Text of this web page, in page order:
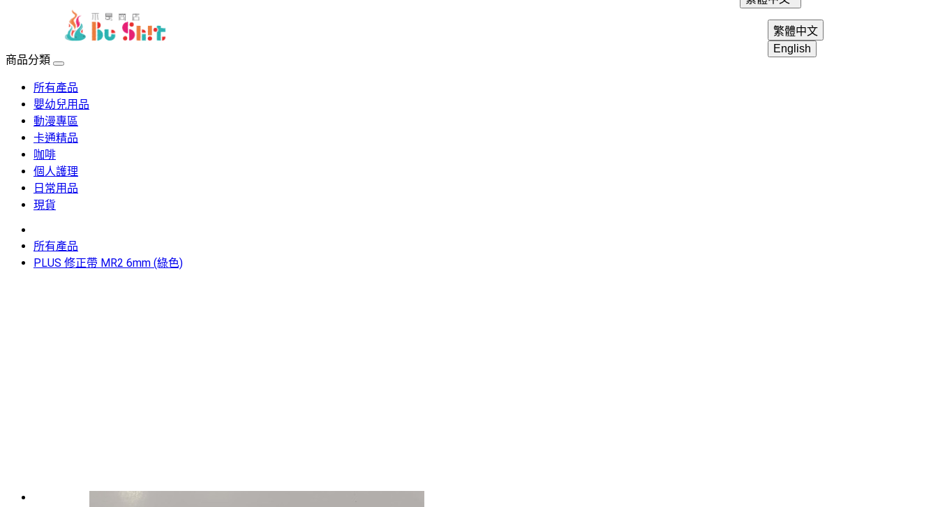
繁體中文
English
商品分類
所有產品
嬰幼兒用品
動漫專區
卡通精品
咖啡
個人護理
日常用品
現貨
所有產品
PLUS 修正帶 MR2 6mm (綠色)